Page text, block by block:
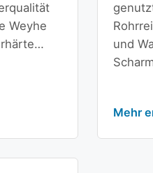
Weyhe
und
Mehr